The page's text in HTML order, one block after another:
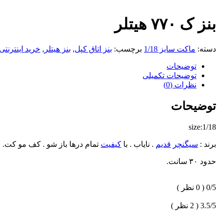
بنز ک ۷۷۰ هیتلر
دسته: ماکت سایز 1/18 برچسب: بنز اتاق کپل, بنز هیتلر , خرید
توضیحات
توضیحات تکمیلی
نظرات (0)
توضیحات
size:1/18
برند : سیگنچر قدیم . نایاب . با کیفیت تمام درها باز شو . کف مو کت.
حدود ۳۰ سانت.
0/5 ( 0 نظر )
3.5/5 ( 2 نظر )